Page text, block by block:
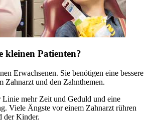
kleinen Patienten?
Erwachsenen. Sie benötigen eine bessere
Zahnarzt und den Zahnthemen.
Linie mehr Zeit und Geduld und eine
Viele Ängste vor einem Zahnarzt rühren
der Kinder.